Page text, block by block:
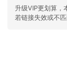
升级VIP更划算，
若链接失效或不